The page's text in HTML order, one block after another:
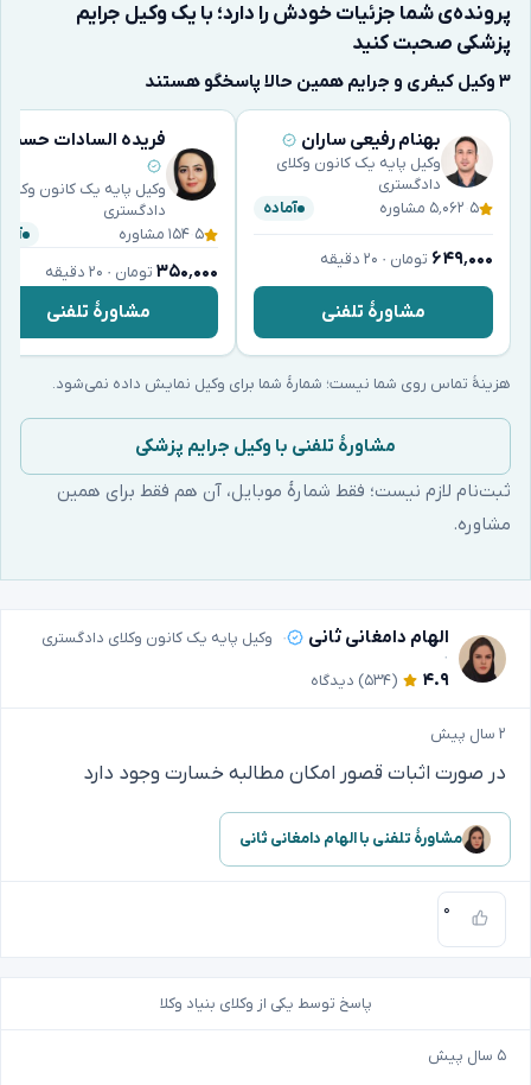
پرونده‌ی شما جزئیات خودش را دارد؛ با یک وکیل جرایم
پزشکی صحبت کنید
۳ وکیل کیفری و جرایم همین حالا پاسخگو هستند
بهنام رفیعی ساران
وکیل پایه یک کانون وکلای
دادگستری
۵ ۵٬۰۶۲ مشاوره آماده
۶۴۹٬۰۰۰ تومان · ۲۰ دقیقه
مشاورهٔ تلفنی
فریده السادات
وکیل پایه یک کانون وکلای
دادگستری
۵ ۱۵۴ مشاوره
۳۵۰٬۰۰۰ تومان · ۲۰ دقیقه
مشاورهٔ تلفنی
هزینهٔ تماس روی شما نیست؛ شمارهٔ شما برای وکیل نمایش داده نمی‌شود.
مشاورهٔ تلفنی با وکیل جرایم پزشکی
ثبت‌نام لازم نیست؛ فقط شمارهٔ موبایل، آن هم فقط برای همین
مشاوره.
الهام دامغانی ثانی وکیل پایه یک کانون وکلای دادگستری
۴.۹ (۵۳۴) دیدگاه
۲ سال پیش
در صورت اثبات قصور امکان مطالبه خسارت وجود دارد
مشاورهٔ تلفنی با الهام دامغانی ثانی
۰
پاسخ توسط یکی از وکلای بنیاد وکلا
۵ سال پیش